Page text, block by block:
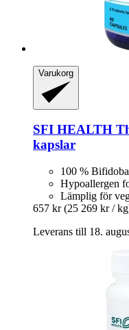
Varukorg
SFI HEALTH
kapslar
100 %
Hypoallergen
Lämplig för
657 kr (25 269 kr /
Leverans till 18.